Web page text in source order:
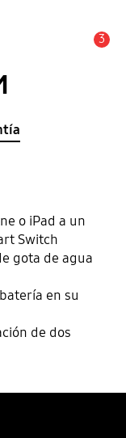
3
o iPad a un
Switch
gota de agua
en su
de dos